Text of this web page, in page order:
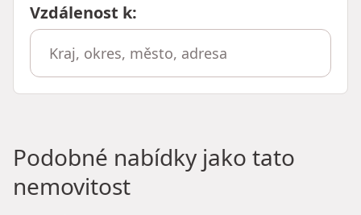
Vzdálenost k:
Podobné nabídky jako tato
nemovitost